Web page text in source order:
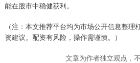
能在股市中稳健获利。
（注：本文推荐平台均为市场公开信息整
资建议。配资有风险，操作需谨慎。）
文章为作者独立观点，